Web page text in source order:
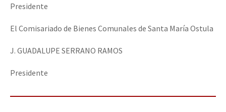
Presidente
El Comisariado de Bienes Comunales de Santa María Ostula
J. GUADALUPE SERRANO RAMOS
Presidente